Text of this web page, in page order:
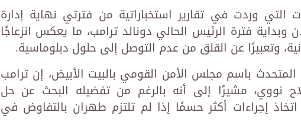
التي وردت في تقارير استخباراتية من فترتي نهاية إدارة
وبداية فترة الرئيس الحالي دونالد ترامب، ما يعكس انزعاجًا
وتعبيرًا عن القلق من عدم التوصل إلى حلول دبلوماسية.
باسم مجلس الأمن القومي بالبيت الأبيض، إن ترامب
نووي، مشيرًا إلى أنه بالرغم من تفضيله البحث عن حل
إجراءات أكثر حسمًا إذا لم تلتزم طهران بالتفاوض في